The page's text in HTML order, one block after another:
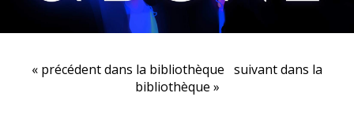
« précédent dans la bibliothèque suivant dans la
bibliothèque »